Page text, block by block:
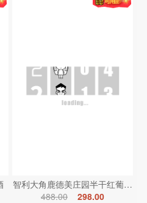
智利大角鹿德美庄园半干红葡萄酒
488.00
298.00